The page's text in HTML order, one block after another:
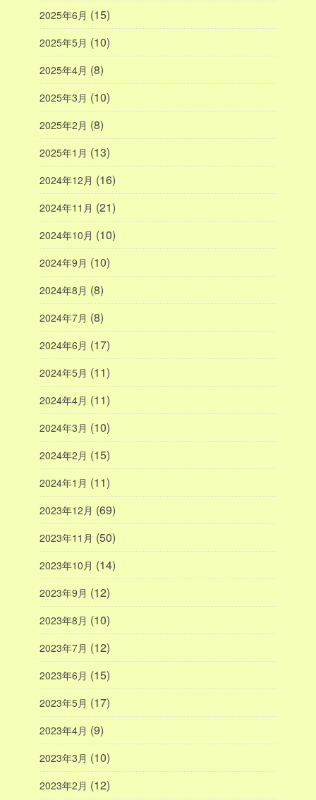
2025年6月 (15)
2025年5月 (10)
2025年4月 (8)
2025年3月 (10)
2025年2月 (8)
2025年1月 (13)
2024年12月 (16)
2024年11月 (21)
2024年10月 (10)
2024年9月 (10)
2024年8月 (8)
2024年7月 (8)
2024年6月 (17)
2024年5月 (11)
2024年4月 (11)
2024年3月 (10)
2024年2月 (15)
2024年1月 (11)
2023年12月 (69)
2023年11月 (50)
2023年10月 (14)
2023年9月 (12)
2023年8月 (10)
2023年7月 (12)
2023年6月 (15)
2023年5月 (17)
2023年4月 (9)
2023年3月 (10)
2023年2月 (12)